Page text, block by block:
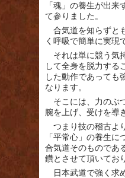
「魂」の養生が出
て参りました。
合気道を知らずと
く呼吸で簡単に実現
それは単に競う気
して全身を脱力する
した動作であっても
なります。
そこには、力のぶ
腕を上げ、受けを導
つまり技の稽古よ
「平常心」の養生
合気道そのものであ
鑽とさせて頂いてお
日本武道で強く求